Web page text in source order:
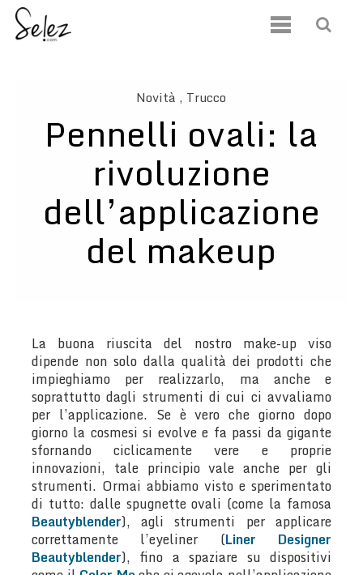
Novità , Trucco
Pennelli ovali: la
rivoluzione
dell’applicazione
del makeup
La buona riuscita del nostro make-up viso
dipende non solo dalla qualità dei prodotti che
impieghiamo per realizzarlo, ma anche e
soprattutto dagli strumenti di cui ci avvaliamo
per l’applicazione. Se è vero che giorno dopo
giorno la cosmesi si evolve e fa passi da gigante
sfornando ciclicamente vere e proprie
innovazioni, tale principio vale anche per gli
strumenti. Ormai abbiamo visto e sperimentato
di tutto: dalle spugnette ovali (come la famosa
Beautyblender), agli strumenti per applicare
correttamente l’eyeliner (Liner Designer
Beautyblender), fino a spaziare su dispositivi